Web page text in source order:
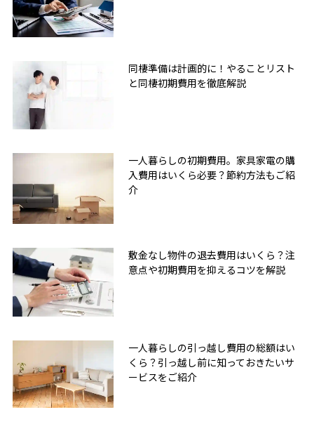
同棲準備は計画的に！やることリスト
と同棲初期費用を徹底解説
一人暮らしの初期費用。家具家電の購
入費用はいくら必要？節約方法もご紹
介
敷金なし物件の退去費用はいくら？注
意点や初期費用を抑えるコツを解説
一人暮らしの引っ越し費用の総額はい
くら？引っ越し前に知っておきたいサ
ービスをご紹介